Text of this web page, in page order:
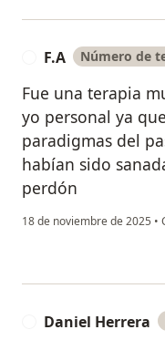
F.A Número de
Fue una terapia
yo personal ya
paradigmas del
habían sido
perdón
18 de noviembre de 2025 •
Daniel Herrera